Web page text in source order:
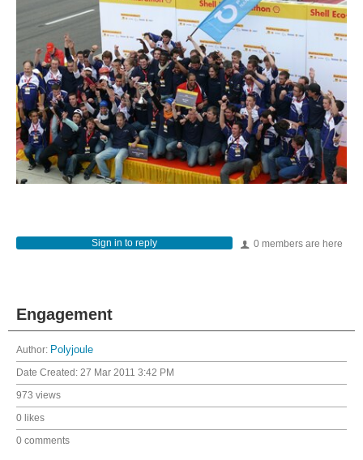
0 members are here
Sign in to reply
Engagement
Author: Polyjoule
Date Created: 27 Mar 2011 3:42 PM
973 views
0 likes
0 comments